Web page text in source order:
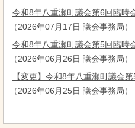
令和8年八重瀬町議会第6回臨時
（2026年07月17日 議会事務局 ）
令和8年八重瀬町議会第5回臨時
（2026年06月26日 議会事務局 ）
【変更】令和8年八重瀬町議会
（2026年06月25日 議会事務局 ）